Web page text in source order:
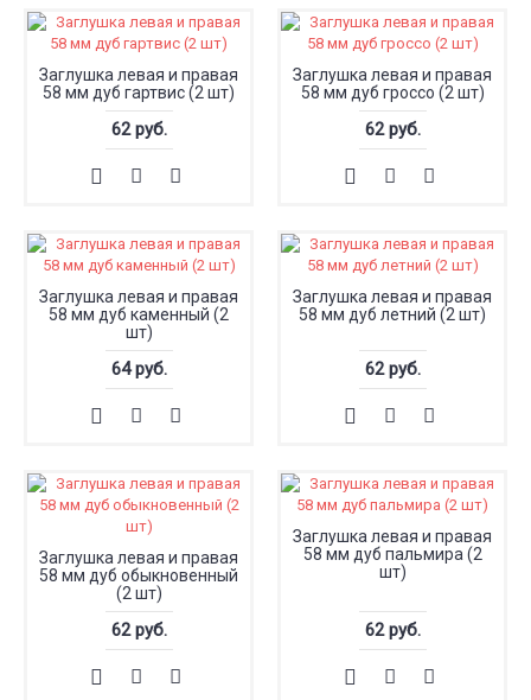
Заглушка левая и правая
58 мм дуб гартвис (2 шт)
62 руб.
Заглушка левая и правая
58 мм дуб гроссо (2 шт)
62 руб.
Заглушка левая и правая
58 мм дуб каменный (2
шт)
64 руб.
Заглушка левая и правая
58 мм дуб летний (2 шт)
62 руб.
Заглушка левая и правая
58 мм дуб обыкновенный
(2 шт)
62 руб.
Заглушка левая и правая
58 мм дуб пальмира (2
шт)
62 руб.